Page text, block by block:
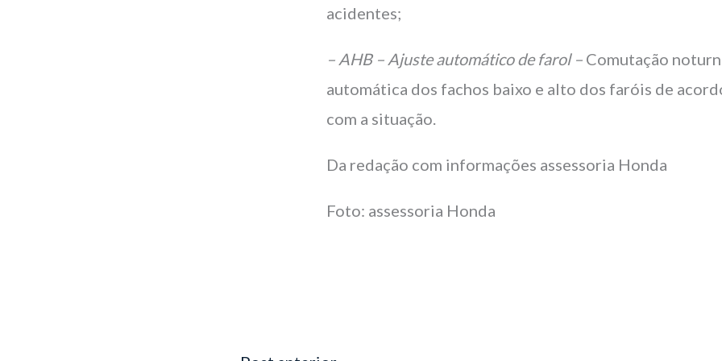
acidentes;
– AHB – Ajuste automático de farol – Comutação
automática dos fachos baixo e alto dos faróis de
com a situação.
Da redação com informações assessoria Honda
Foto: assessoria Honda